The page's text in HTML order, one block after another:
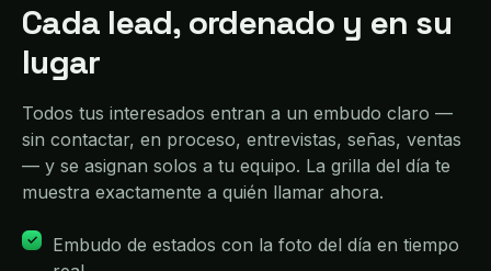
Cada lead, ordenado y en su
lugar
Todos tus interesados entran a un embudo claro —
sin contactar, en proceso, entrevistas, señas, ventas
— y se asignan solos a tu equipo. La grilla del día te
muestra exactamente a quién llamar ahora.
Embudo de estados con la foto del día en tiempo